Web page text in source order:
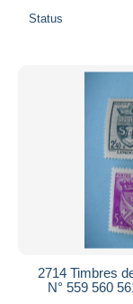
Status
2714 Timbres
N° 559 560